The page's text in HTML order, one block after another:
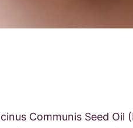
Communis Seed Oil